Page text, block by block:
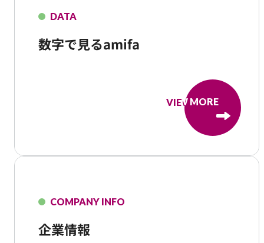
DATA
数字で見るamifa
VIEW MORE
VIEW MORE
COMPANY INFO
企業情報